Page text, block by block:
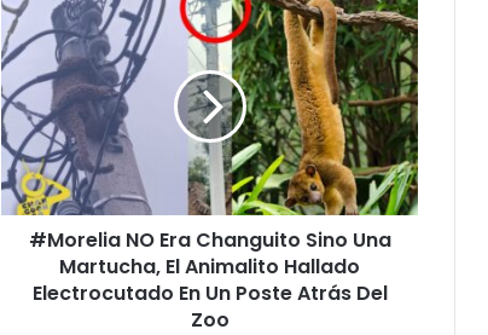
#Morelia
NO
Era
Changuito
Sino
Una
Martucha,
El
Animalito
Hallado
Electrocutado
#Morelia NO Era Changuito Sino Una
Martucha, El Animalito Hallado
Electrocutado En Un Poste Atrás Del
Zoo